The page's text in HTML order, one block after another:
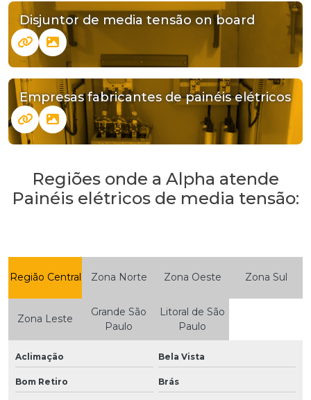
Disjuntor de media tensão on board
Empresas fabricantes de painéis elétricos
Regiões onde a Alpha atende
Painéis elétricos de media tensão:
Região Central Zona Norte Zona Oeste Zona Sul
Zona Leste
Grande São
Paulo
Litoral de São
Paulo
Aclimação Bela Vista
Bom Retiro Brás